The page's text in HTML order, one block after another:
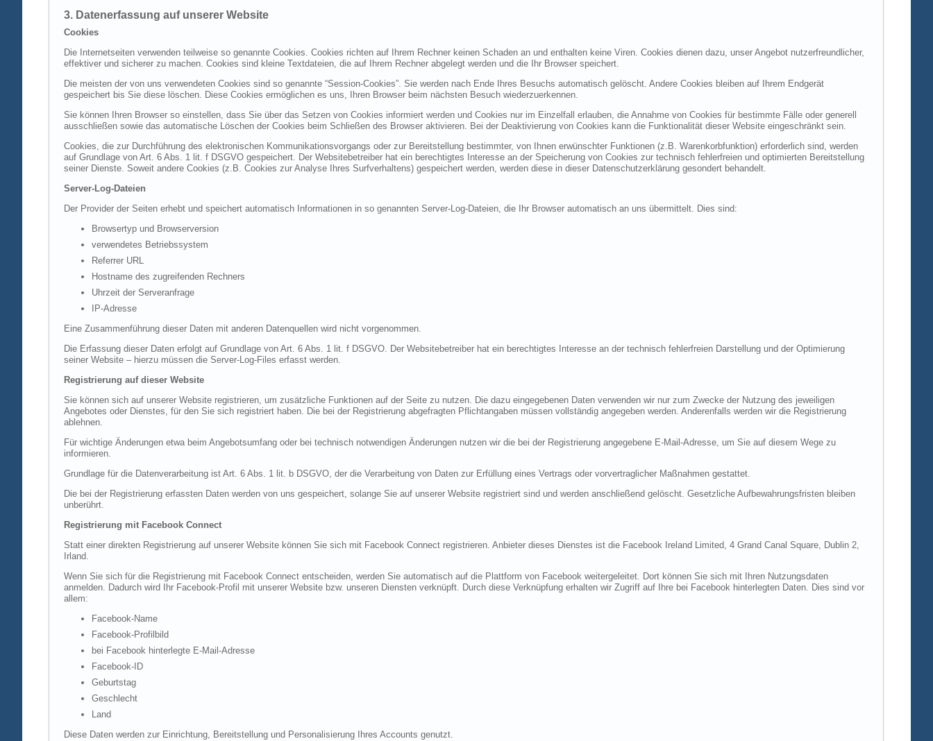
3. Datenerfassung auf unserer Website
Cookies
Die Internetseiten verwenden teilweise so genannte Cookies. Cookies richten auf Ihrem Rechner keinen Schaden an und enthalten keine Viren. Cookies dienen dazu, unser Angebot nutzerfreundlicher,
effektiver und sicherer zu machen. Cookies sind kleine Textdateien, die auf Ihrem Rechner abgelegt werden und die Ihr Browser speichert.
Die meisten der von uns verwendeten Cookies sind so genannte “Session-Cookies”. Sie werden nach Ende Ihres Besuchs automatisch gelöscht. Andere Cookies bleiben auf Ihrem Endgerät
gespeichert bis Sie diese löschen. Diese Cookies ermöglichen es uns, Ihren Browser beim nächsten Besuch wiederzuerkennen.
Sie können Ihren Browser so einstellen, dass Sie über das Setzen von Cookies informiert werden und Cookies nur im Einzelfall erlauben, die Annahme von Cookies für bestimmte Fälle oder generell
ausschließen sowie das automatische Löschen der Cookies beim Schließen des Browser aktivieren. Bei der Deaktivierung von Cookies kann die Funktionalität dieser Website eingeschränkt sein.
Cookies, die zur Durchführung des elektronischen Kommunikationsvorgangs oder zur Bereitstellung bestimmter, von Ihnen erwünschter Funktionen (z.B. Warenkorbfunktion) erforderlich sind, werden
auf Grundlage von Art. 6 Abs. 1 lit. f DSGVO gespeichert. Der Websitebetreiber hat ein berechtigtes Interesse an der Speicherung von Cookies zur technisch fehlerfreien und optimierten Bereitstellung
seiner Dienste. Soweit andere Cookies (z.B. Cookies zur Analyse Ihres Surfverhaltens) gespeichert werden, werden diese in dieser Datenschutzerklärung gesondert behandelt.
Server-Log-Dateien
Der Provider der Seiten erhebt und speichert automatisch Informationen in so genannten Server-Log-Dateien, die Ihr Browser automatisch an uns übermittelt. Dies sind:
Browsertyp und Browserversion
verwendetes Betriebssystem
Referrer URL
Hostname des zugreifenden Rechners
Uhrzeit der Serveranfrage
IP-Adresse
Eine Zusammenführung dieser Daten mit anderen Datenquellen wird nicht vorgenommen.
Die Erfassung dieser Daten erfolgt auf Grundlage von Art. 6 Abs. 1 lit. f DSGVO. Der Websitebetreiber hat ein berechtigtes Interesse an der technisch fehlerfreien Darstellung und der Optimierung
seiner Website – hierzu müssen die Server-Log-Files erfasst werden.
Registrierung auf dieser Website
Sie können sich auf unserer Website registrieren, um zusätzliche Funktionen auf der Seite zu nutzen. Die dazu eingegebenen Daten verwenden wir nur zum Zwecke der Nutzung des jeweiligen
Angebotes oder Dienstes, für den Sie sich registriert haben. Die bei der Registrierung abgefragten Pflichtangaben müssen vollständig angegeben werden. Anderenfalls werden wir die Registrierung
ablehnen.
Für wichtige Änderungen etwa beim Angebotsumfang oder bei technisch notwendigen Änderungen nutzen wir die bei der Registrierung angegebene E-Mail-Adresse, um Sie auf diesem Wege zu
informieren.
Grundlage für die Datenverarbeitung ist Art. 6 Abs. 1 lit. b DSGVO, der die Verarbeitung von Daten zur Erfüllung eines Vertrags oder vorvertraglicher Maßnahmen gestattet.
Die bei der Registrierung erfassten Daten werden von uns gespeichert, solange Sie auf unserer Website registriert sind und werden anschließend gelöscht. Gesetzliche Aufbewahrungsfristen bleiben
unberührt.
Registrierung mit Facebook Connect
Statt einer direkten Registrierung auf unserer Website können Sie sich mit Facebook Connect registrieren. Anbieter dieses Dienstes ist die Facebook Ireland Limited, 4 Grand Canal Square, Dublin 2,
Irland.
Wenn Sie sich für die Registrierung mit Facebook Connect entscheiden, werden Sie automatisch auf die Plattform von Facebook weitergeleitet. Dort können Sie sich mit Ihren Nutzungsdaten
anmelden. Dadurch wird Ihr Facebook-Profil mit unserer Website bzw. unseren Diensten verknüpft. Durch diese Verknüpfung erhalten wir Zugriff auf Ihre bei Facebook hinterlegten Daten. Dies sind vor
allem:
Facebook-Name
Facebook-Profilbild
bei Facebook hinterlegte E-Mail-Adresse
Facebook-ID
Geburtstag
Geschlecht
Land
Diese Daten werden zur Einrichtung, Bereitstellung und Personalisierung Ihres Accounts genutzt.